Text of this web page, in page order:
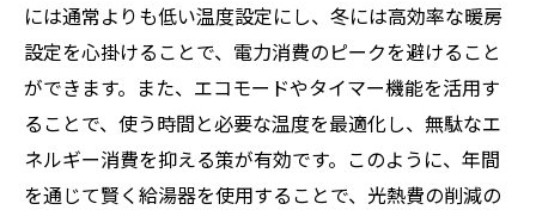
には通常よりも低い温度設定にし、冬には高効率な暖房
設定を心掛けることで、電力消費のピークを避けること
ができます。また、エコモードやタイマー機能を活用す
ることで、使う時間と必要な温度を最適化し、無駄なエ
ネルギー消費を抑える策が有効です。このように、年間
を通じて賢く給湯器を使用することで、光熱費の削減の